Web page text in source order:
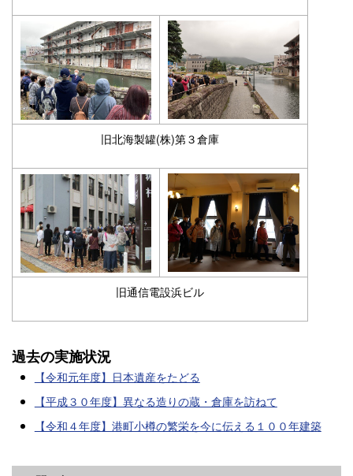
旧北海製罐(株)第３倉庫
旧通信電設浜ビル
過去の実施状況
【令和元年度】日本遺産をたどる
【平成３０年度】異なる造りの蔵・倉庫を訪ねて
【令和４年度】港町小樽の繁栄を今に伝える１００年建築